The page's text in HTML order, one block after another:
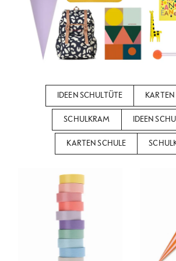
IDEEN SCHULTÜTE
SCHULKRAM IDEEN
KARTEN SCHULE